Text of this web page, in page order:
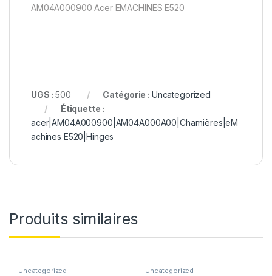
AM04A000900 Acer EMACHINES E520
UGS :500 Catégorie : Uncategorized
Étiquette :
acer|AM04A000900|AM04A000A00|Charnières|eM
achines E520|Hinges
Produits similaires
Uncategorized Uncategorized